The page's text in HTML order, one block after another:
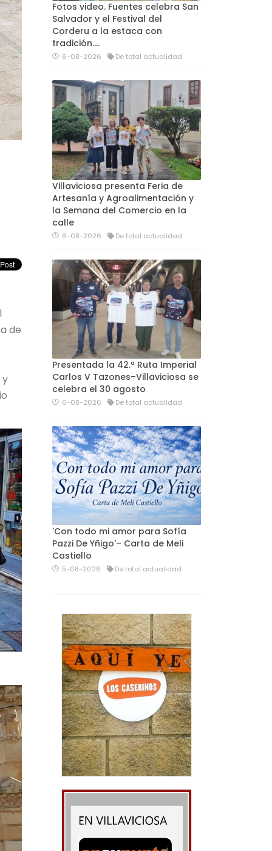
de
y
Fotos video. Fuentes celebra San
Salvador y el Festival del
Corderu a la estaca con
tradición....
6-08-2026 De total actualidad
Villaviciosa presenta Feria de
Artesanía y Agroalimentación y
la Semana del Comercio en la
calle
6-08-2026 De total actualidad
Presentada la 42.ª Ruta Imperial
Carlos V Tazones–Villaviciosa se
celebra el 30 agosto
6-08-2026 De total actualidad
'Con todo mi amor para Sofía
Pazzi De Yñigo'– Carta de Meli
Castiello
5-08-2026 De total actualidad